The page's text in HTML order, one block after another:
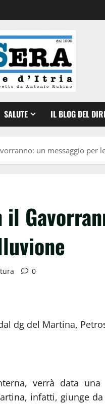
SALUTE IL BLOG DEL
un messaggio per
0
dg del Martina,
verrà data
infatti, giunge